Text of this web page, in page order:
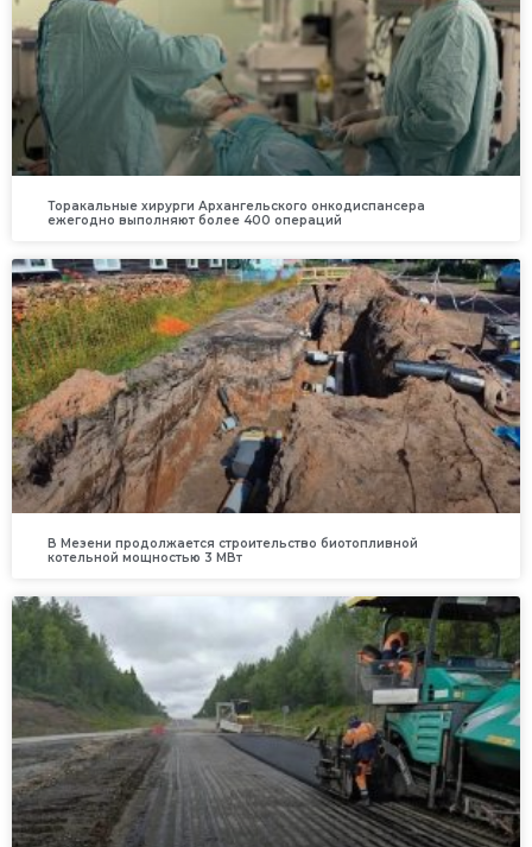
Торакальные хирурги Архангельского онкодиспансера
ежегодно выполняют более 400 операций
В Мезени продолжается строительство биотопливной
котельной мощностью 3 МВт